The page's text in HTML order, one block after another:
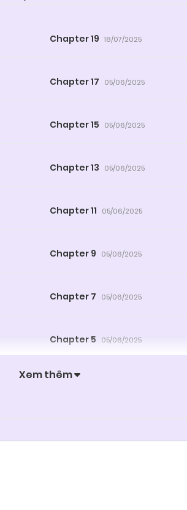
Chapter 19 18/07/2025
Chapter 17 05/06/2025
Chapter 15 05/06/2025
Chapter 13 05/06/2025
Chapter 11 05/06/2025
Chapter 9 05/06/2025
Chapter 7 05/06/2025
Chapter 5 05/06/2025
Xem thêm